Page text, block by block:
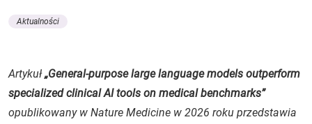
Aktualności
Artykuł„General-purpose large language models outperform
specialized clinical AI tools on medical benchmarks”
opublikowany w Nature Medicine w 2026 roku przedstawia